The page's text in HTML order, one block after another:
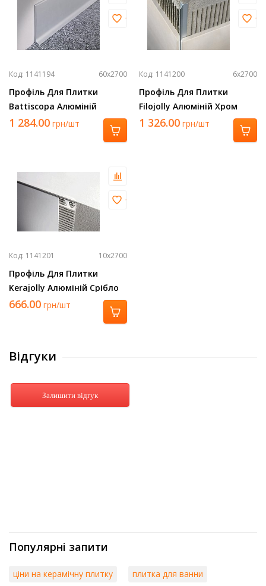
Код: 1141194 60х2700
Профіль Для Плитки
Battiscopa Алюміній
Срібло 2700Х60 Ba 600 Asn
1 284.00 грн/шт
Код: 1141200 6х2700
Профіль Для Плитки
Filojolly Алюміній Хром
2700Х6 Rjf 60 Asb
1 326.00 грн/шт
Код: 1141201 10х2700
Профіль Для Плитки
Kerajolly Алюміній Срібло
2700Х10 Tr 100 As
666.00 грн/шт
Відгуки
Залишити відгук
Популярні запити
ціни на керамічну плитку плитка для ванни